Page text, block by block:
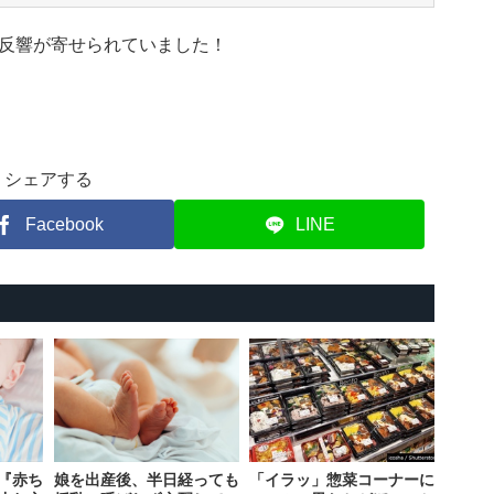
響が寄せられていました！
シェアする
Facebook LINE
赤ち
娘を出産後、半日経っても
「イラッ」惣菜コーナーに